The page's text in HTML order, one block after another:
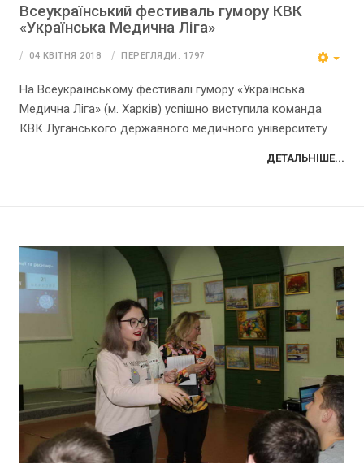
Всеукраїнський фестиваль гумору КВК
«Українська Медична Ліга»
04 КВІТНЯ 2018 ПЕРЕГЛЯДИ: 1797
На Всеукраїнському фестивалі гумору «Українська
Медична Ліга» (м. Харків) успішно виступила команда
КВК Луганського державного медичного університету
ДЕТАЛЬНІШЕ...